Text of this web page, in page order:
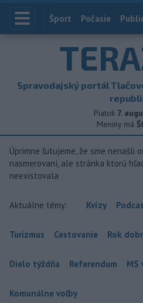
Index
Šport Počasie
Spravodajský portál
Piatok 7.
Meniny má
Úprimne ľutujeme, že sme nenašli
nasmerovaní, ale stránka ktorú
neexistovala
Aktuálne témy: Kvízy
Turizmus Cestovanie Rok
Dielo týždňa Referendum MS
Komunálne voľby